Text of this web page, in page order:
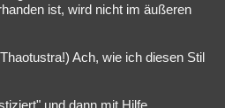
ist, wird nicht im äußeren
Ach, wie ich diesen Stil
und dann mit Hilfe